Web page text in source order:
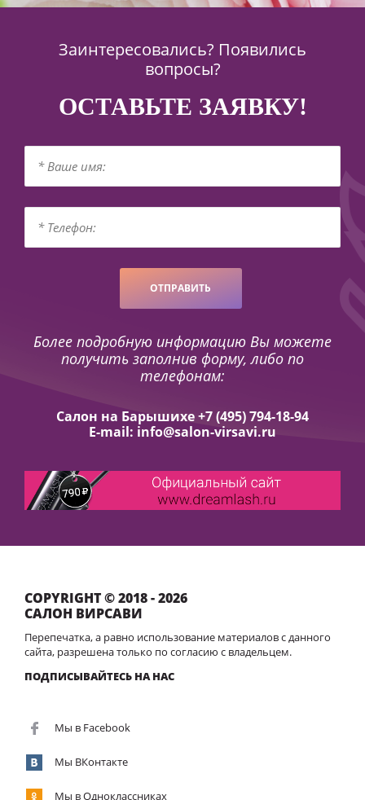
Заинтересовались? Появились
вопросы?
ОСТАВЬТЕ ЗАЯВКУ!
ОТПРАВИТЬ
Более подробную информацию Вы можете
получить заполнив форму, либо по
телефонам:
Салон на Барышихе +7 (495) 794-18-94
E-mail: info@salon-virsavi.ru
COPYRIGHT © 2018 - 2026
САЛОН ВИРСАВИ
Перепечатка, а равно использование материалов с данного
сайта, разрешена только по согласию с владельцем.
ПОДПИСЫВАЙТЕСЬ НА НАС
Мы в Facebook
Мы ВКонтакте
Мы в Одноклассниках